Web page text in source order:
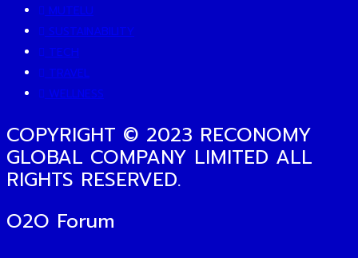
MUTELU
SUSTAINABILITY
TECH
TRAVEL
WELLNESS
COPYRIGHT © 2023 RECONOMY
GLOBAL COMPANY LIMITED ALL
RIGHTS RESERVED.
O2O Forum